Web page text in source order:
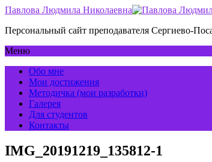
Павлова Людмила Николаевна
Персональный сайт преподавателя Сергиево-
Меню
Обо мне
Мои достижения
Методичка (мои разработки)
Галерея
Для студентов
Контакты
IMG_20191219_135812-1